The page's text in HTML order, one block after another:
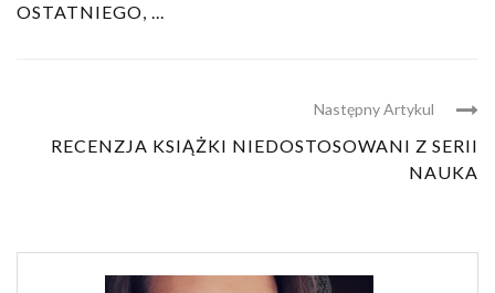
OSTATNIEGO, ...
Następny Artykul
RECENZJA KSIĄŻKI NIEDOSTOSOWANI Z SERII
NAUKA